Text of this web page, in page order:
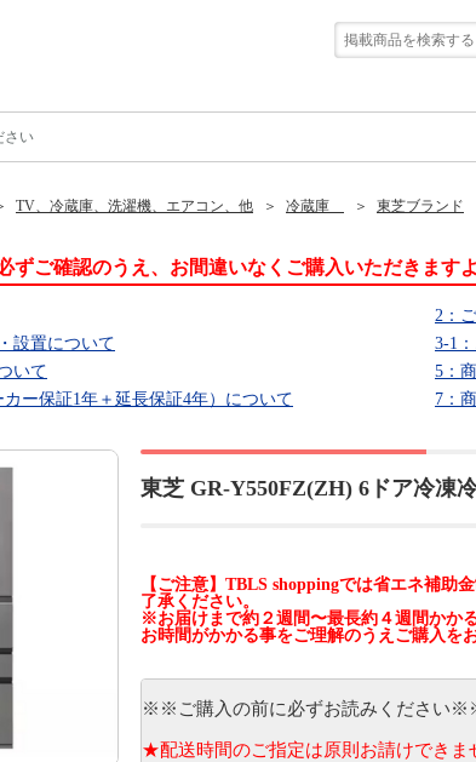
さい
TV、冷蔵庫、洗濯機、エアコン、他 冷蔵庫 東芝ブランド
ずご確認のうえ、お間違いなくご購入いただきます
2：
設置について
3-1
いて
5：
ー保証1年＋延長保証4年）について
7：
東芝 GR-Y550FZ(ZH) 6ドア冷凍
【ご注意】TBLS shoppingでは省エネ補助
了承ください。
※お届けまで約２週間〜最長約４週間かか
お時間がかかる事をご理解のうえご購入を
※※ご購入の前に必ずお読みください
★配送時間のご指定は原則お請けできま